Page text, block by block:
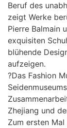
Beruf des
zeigt Werke
Pierre Balmain
exquisiten
blühende
aufzeigen.
?Das Fashion
Zhejiang und
Zum ersten